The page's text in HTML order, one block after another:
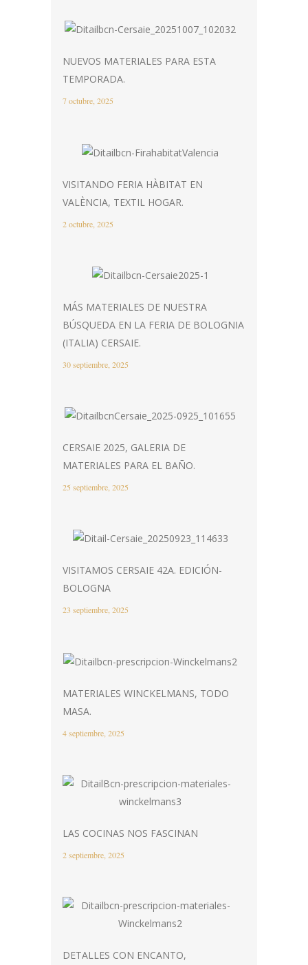
NUEVOS MATERIALES PARA ESTA
TEMPORADA.
7 octubre, 2025
VISITANDO FERIA HÀBITAT EN
VALÈNCIA, TEXTIL HOGAR.
2 octubre, 2025
MÁS MATERIALES DE NUESTRA
BÚSQUEDA EN LA FERIA DE BOLOGNIA
(ITALIA) CERSAIE.
30 septiembre, 2025
CERSAIE 2025, GALERIA DE
MATERIALES PARA EL BAÑO.
25 septiembre, 2025
VISITAMOS CERSAIE 42A. EDICIÓN-
BOLOGNA
23 septiembre, 2025
MATERIALES WINCKELMANS, TODO
MASA.
4 septiembre, 2025
LAS COCINAS NOS FASCINAN
2 septiembre, 2025
DETALLES CON ENCANTO,